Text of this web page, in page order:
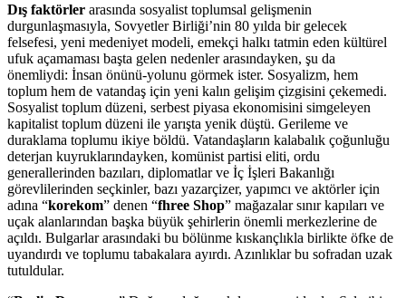
Dış faktörler arasında sosyalist toplumsal gelişmenin
durgunlaşmasıyla, Sovyetler Birliği’nin 80 yılda bir gelecek
felsefesi, yeni medeniyet modeli, emekçi halkı tatmin eden kültürel
ufuk açamaması başta gelen nedenler arasındayken, şu da
önemliydi: İnsan önünü-yolunu görmek ister. Sosyalizm, hem
toplum hem de vatandaş için yeni kalın gelişim çizgisini çekemedi.
Sosyalist toplum düzeni, serbest piyasa ekonomisini simgeleyen
kapitalist toplum düzeni ile yarışta yenik düştü. Gerileme ve
duraklama toplumu ikiye böldü. Vatandaşların kalabalık çoğunluğu
deterjan kuyruklarındayken, komünist partisi eliti, ordu
generallerinden bazıları, diplomatlar ve İç İşleri Bakanlığı
görevlilerinden seçkinler, bazı yazarçizer, yapımcı ve aktörler için
adına “korekom” denen “fhree Shop” mağazalar sınır kapıları ve
uçak alanlarından başka büyük şehirlerin önemli merkezlerine de
açıldı. Bulgarlar arasındaki bu bölünme kıskançlıkla birlikte öfke de
uyandırdı ve toplumu tabakalara ayırdı. Azınlıklar bu sofradan uzak
tutuldular.